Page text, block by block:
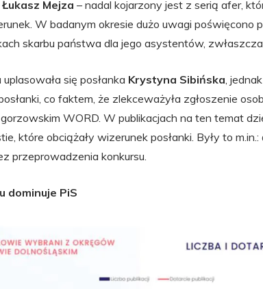
Łukasz Mejza – nadal kojarzony jest z serią afer,
W badanym okresie dużo uwagi poświęcono
skarbu państwa dla jego asystentów,
się posłanka Krystyna Sibińska,
co faktem, że zlekceważyła zgłoszenie
WORD. W publikacjach na ten temat
które obciążały wizerunek posłanki. Były to
przeprowadzenia konkursu.
dominuje PiS